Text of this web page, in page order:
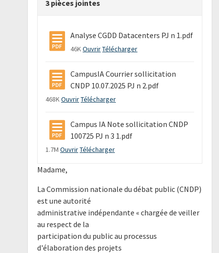
3 pièces jointes
Analyse CGDD Datacenters PJ n 1.pdf
46KOuvrirTélécharger
CampusIA Courrier sollicitation
CNDP 10.07.2025 PJ n 2.pdf
468K OuvrirTélécharger
Campus IA Note sollicitation CNDP
100725 PJ n 3 1.pdf
1.7M OuvrirTélécharger
Madame,
La Commission nationale du débat public (CNDP)
est une autorité
administrative indépendante « chargée de veiller
au respect de la
participation du public au processus
d'élaboration des projets